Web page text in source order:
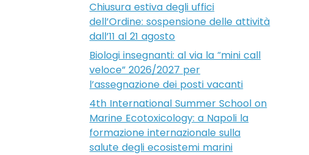
Chiusura estiva degli uffici
dell’Ordine: sospensione delle attività
dall’11 al 21 agosto
Biologi insegnanti: al via la “mini call
veloce” 2026/2027 per
l’assegnazione dei posti vacanti
4th International Summer School on
Marine Ecotoxicology: a Napoli la
formazione internazionale sulla
salute degli ecosistemi marini